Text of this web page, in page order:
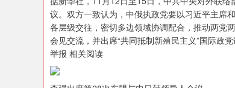
议。双方一致认为，中俄执政党要以习近平主席
各层级交往，密切多边领域协调配合，推动两党
会见交流，并出席“共同抵制新殖民主义”国际政党
举报 相关阅读